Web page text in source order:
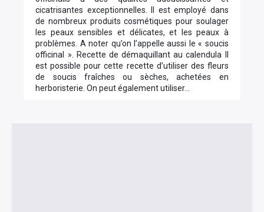
cicatrisantes exceptionnelles. Il est employé dans
de nombreux produits cosmétiques pour soulager
les peaux sensibles et délicates, et les peaux à
problèmes. A noter qu’on l’appelle aussi le « soucis
officinal ». Recette de démaquillant au calendula Il
est possible pour cette recette d’utiliser des fleurs
de soucis fraîches ou sèches, achetées en
herboristerie. On peut également utiliser…